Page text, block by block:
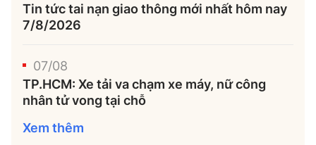
Tin tức tai nạn giao thông mới nhất hôm nay
7/8/2026
07/08
TP.HCM: Xe tải va chạm xe máy, nữ công
nhân tử vong tại chỗ
Xem thêm